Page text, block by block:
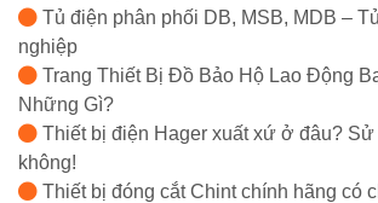
Tủ điện phân phối DB, MSB, MDB –
nghiệp
Trang Thiết Bị Đồ Bảo Hộ Lao Động
Những Gì?
Thiết bị điện Hager xuất xứ ở đâu? Sử
không!
Thiết bị đóng cắt Chint chính hãng có